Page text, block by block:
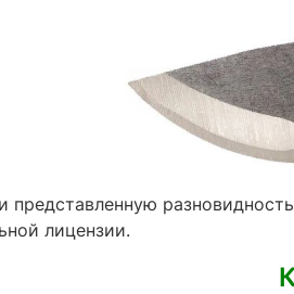
представленную
лицензии.